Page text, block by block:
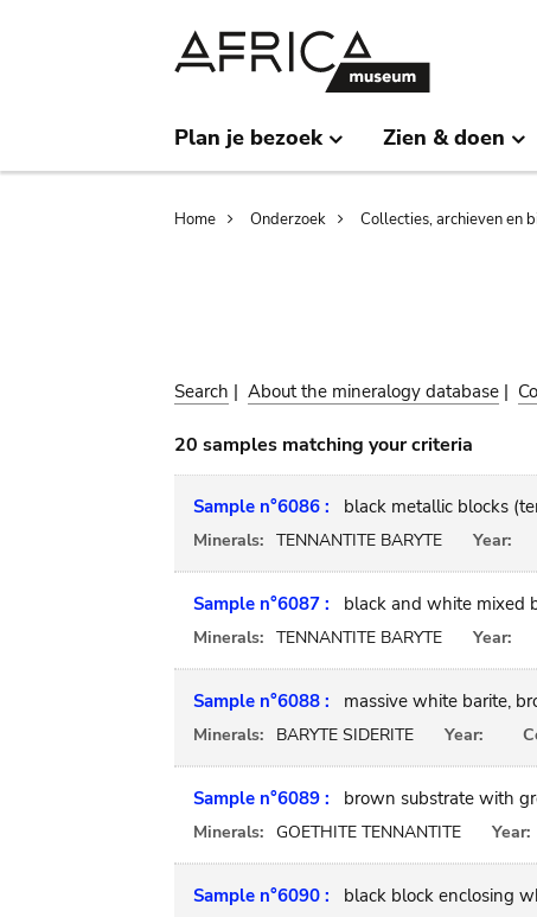
Plan je bezoek Zien & doen
Breadcrumb
Home Onderzoek Collecties, archieven en
Search | About the mineralogy database |
20 samples matching your criteria
Sample n°6086 : black metallic blocks
Minerals: TENNANTITE BARYTE Year:
Sample n°6087 : black and white mixed
Minerals: TENNANTITE BARYTE Year:
Sample n°6088 : massive white barite,
Minerals: BARYTE SIDERITE Year:
Sample n°6089 : brown substrate with
Minerals: GOETHITE TENNANTITE Year:
Sample n°6090 : black block enclosing